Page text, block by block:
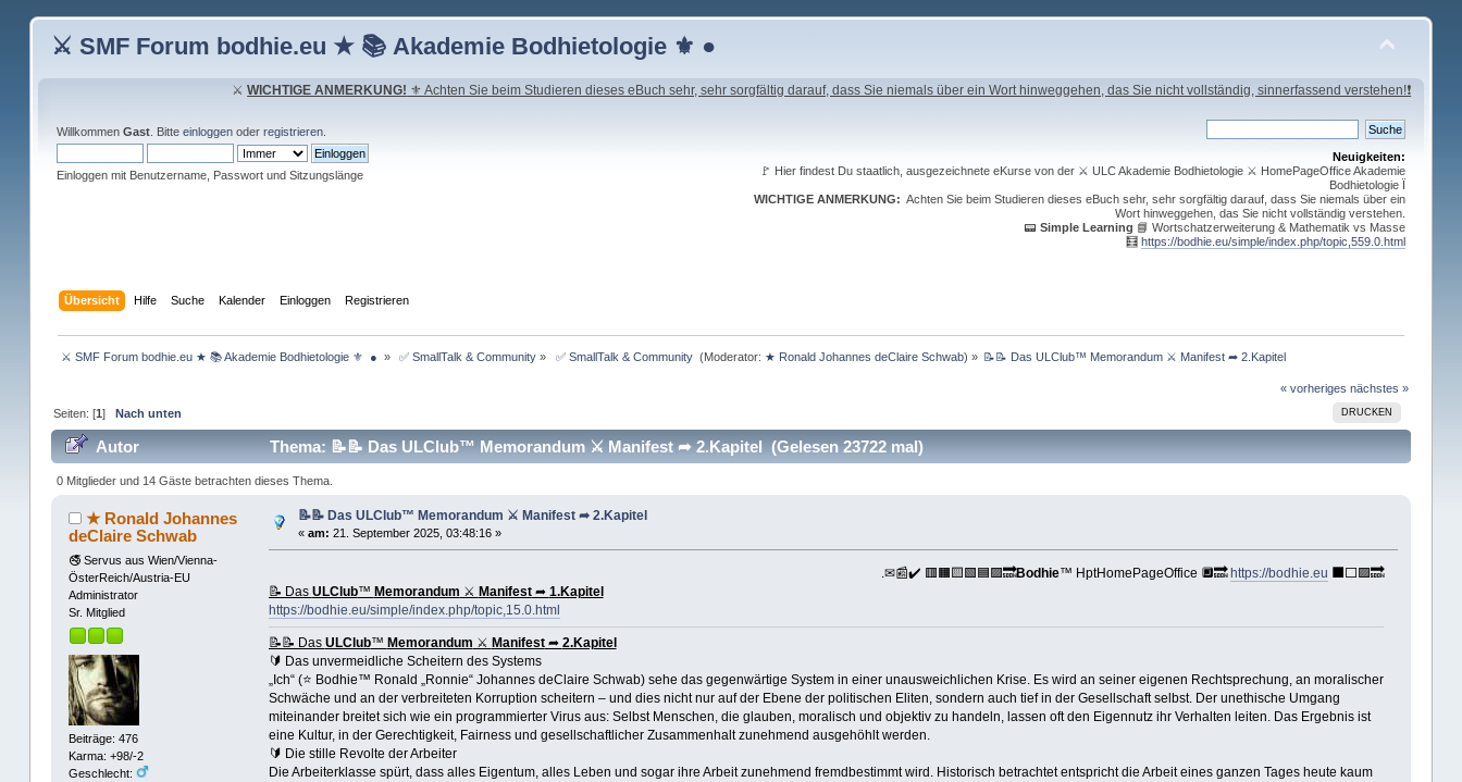
⚔ SMF Forum bodhie.eu ★ 📚 Akademie Bodhietologie ⚜ ●
⚔WICHTIGE ANMERKUNG! ⚜ Achten Sie beim Studieren dieses eBuch sehr, sehr sorgfältig darauf, dass Sie niemals über ein Wort hinweggehen, das Sie nicht vollständig, sinnerfassend verstehen!❗
Willkommen Gast. Bitte einloggenoder registrieren.
Einloggen mit Benutzername, Passwort und Sitzungslänge
Neuigkeiten:
🚩 Hier findest Du staatlich, ausgezeichnete eKurse von der ⚔ ULC Akademie Bodhietologie ⚔ HomePageOffice Akademie
Bodhietologie Ï
WICHTIGE ANMERKUNG: Achten Sie beim Studieren dieses eBuch sehr, sehr sorgfältig darauf, dass Sie niemals über ein
Wort hinweggehen, das Sie nicht vollständig verstehen.
📟Simple Learning 📘 Wortschatzerweiterung & Mathematik vs Masse
🧮https://bodhie.eu/simple/index.php/topic,559.0.html
Übersicht Hilfe Suche Kalender Einloggen Registrieren
⚔ SMF Forum bodhie.eu ★ 📚 Akademie Bodhietologie ⚜  ● » ✅ SmallTalk & Community » ✅ SmallTalk & Community (Moderator: ★ Ronald Johannes deClaire Schwab) » 📝📝 Das ULClub™ Memorandum ⚔ Manifest ➦ 2.Kapitel
« vorheriges nächstes »
DRUCKEN
Seiten: [1]Nach unten
Autor Thema: 📝📝 Das ULClub™ Memorandum ⚔ Manifest ➦ 2.Kapitel (Gelesen 23722 mal)
0 Mitglieder und 14 Gäste betrachten dieses Thema.
★ Ronald Johannes
deClaire Schwab
🚭 Servus aus Wien/Vienna-
ÖsterReich/Austria-EU
Administrator
Sr. Mitglied
Beiträge: 476
Karma: +98/-2
Geschlecht:
📝📝 Das ULClub™ Memorandum ⚔ Manifest ➦ 2.Kapitel
« am: 21. September 2025, 03:48:16 »
.✉📰✔️ 🟥🟧🟨🟩🟦🟪🔜Bodhie™ HptHomePageOffice 🔲🔜https://bodhie.eu ⬛️⬜️🟪🔜
📝 Das ULClub™ Memorandum ⚔ Manifest➦ 1.Kapitel
https://bodhie.eu/simple/index.php/topic,15.0.html
📝📝 Das ULClub™ Memorandum ⚔ Manifest➦ 2.Kapitel
🔰 Das unvermeidliche Scheitern des Systems
„Ich“ (⭐️ Bodhie™ Ronald „Ronnie“ Johannes deClaire Schwab) sehe das gegenwärtige System in einer unausweichlichen Krise. Es wird an seiner eigenen Rechtsprechung, an moralischer
Schwäche und an der verbreiteten Korruption scheitern – und dies nicht nur auf der Ebene der politischen Eliten, sondern auch tief in der Gesellschaft selbst. Der unethische Umgang
miteinander breitet sich wie ein programmierter Virus aus: Selbst Menschen, die glauben, moralisch und objektiv zu handeln, lassen oft den Eigennutz ihr Verhalten leiten. Das Ergebnis ist
eine Kultur, in der Gerechtigkeit, Fairness und gesellschaftlicher Zusammenhalt zunehmend ausgehöhlt werden.
🔰 Die stille Revolte der Arbeiter
Die Arbeiterklasse spürt, dass alles Eigentum, alles Leben und sogar ihre Arbeit zunehmend fremdbestimmt wird. Historisch betrachtet entspricht die Arbeit eines ganzen Tages heute kaum